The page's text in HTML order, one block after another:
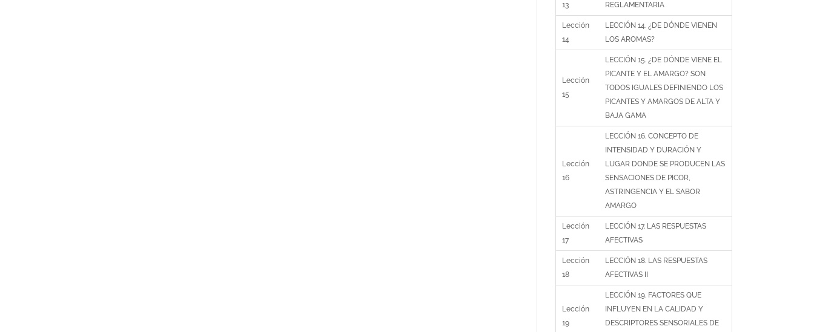
13
REGLAMENTARIA
Lección
14
LECCIÓN 14. ¿DE DÓNDE VIENEN
LOS AROMAS?
Lección
15
LECCIÓN 15. ¿DE DÓNDE VIENE EL
PICANTE Y EL AMARGO? SON
TODOS IGUALES DEFINIENDO LOS
PICANTES Y AMARGOS DE ALTA Y
BAJA GAMA
Lección
16
LECCIÓN 16. CONCEPTO DE
INTENSIDAD Y DURACIÓN Y
LUGAR DONDE SE PRODUCEN LAS
SENSACIONES DE PICOR,
ASTRINGENCIA Y EL SABOR
AMARGO
Lección
17
LECCIÓN 17. LAS RESPUESTAS
AFECTIVAS
Lección
18
LECCIÓN 18. LAS RESPUESTAS
AFECTIVAS II
Lección
19
LECCIÓN 19. FACTORES QUE
INFLUYEN EN LA CALIDAD Y
DESCRIPTORES SENSORIALES DE